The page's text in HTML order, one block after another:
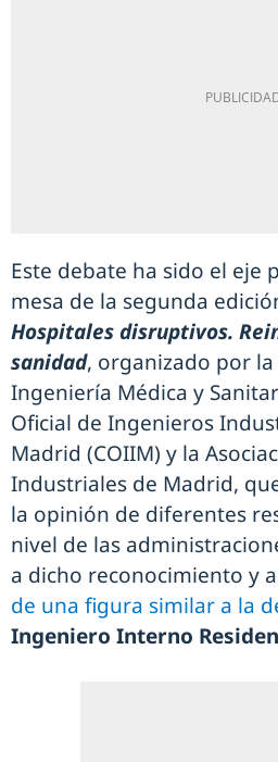
Este debate ha sido el eje
mesa de la segunda
Hospitales disruptivos.
sanidad, organizado por
Ingeniería Médica y
Oficial de Ingenieros
Madrid (COIIM) y la
Industriales de Madrid,
la opinión de diferentes
nivel de las
a dicho reconocimiento y
de una figura similar a la
Ingeniero Interno